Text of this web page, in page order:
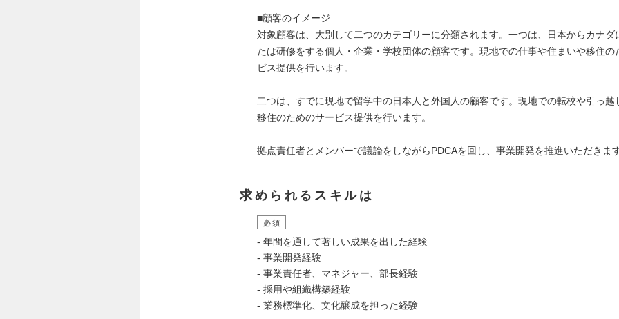
■顧客のイメージ
対象顧客は、大別して二つのカテゴリーに分類されます。一つは、日本からカナダ
たは研修をする個人・企業・学校団体の顧客です。現地での仕事や住まいや移住の
ビス提供を行います。
二つは、すでに現地で留学中の日本人と外国人の顧客です。現地での転校や引っ越
移住のためのサービス提供を行います。
拠点責任者とメンバーで議論をしながらPDCAを回し、事業開発を推進いただきま
求められるスキルは
必須
- 年間を通して著しい成果を出した経験
- 事業開発経験
- 事業責任者、マネジャー、部長経験
- 採用や組織構築経験
- 業務標準化、文化醸成を担った経験